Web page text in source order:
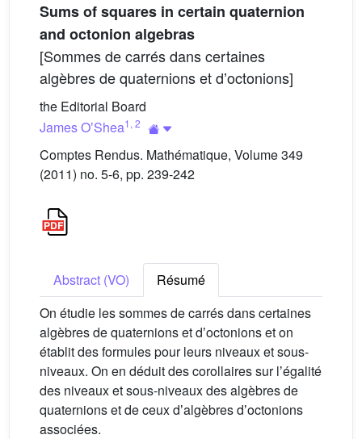
Sums of squares in certain quaternion
and octonion algebras
[Sommes de carrés dans certaines
algèbres de quaternions et dʼoctonions]
the Editorial Board
James OʼShea1 , 2
Comptes Rendus. Mathématique, Volume 349
(2011) no. 5-6, pp. 239-242
Abstract (VO)
Résumé
On étudie les sommes de carrés dans certaines
algèbres de quaternions et dʼoctonions et on
établit des formules pour leurs niveaux et sous-
niveaux. On en déduit des corollaires sur lʼégalité
des niveaux et sous-niveaux des algèbres de
quaternions et de ceux dʼalgèbres dʼoctonions
associées.